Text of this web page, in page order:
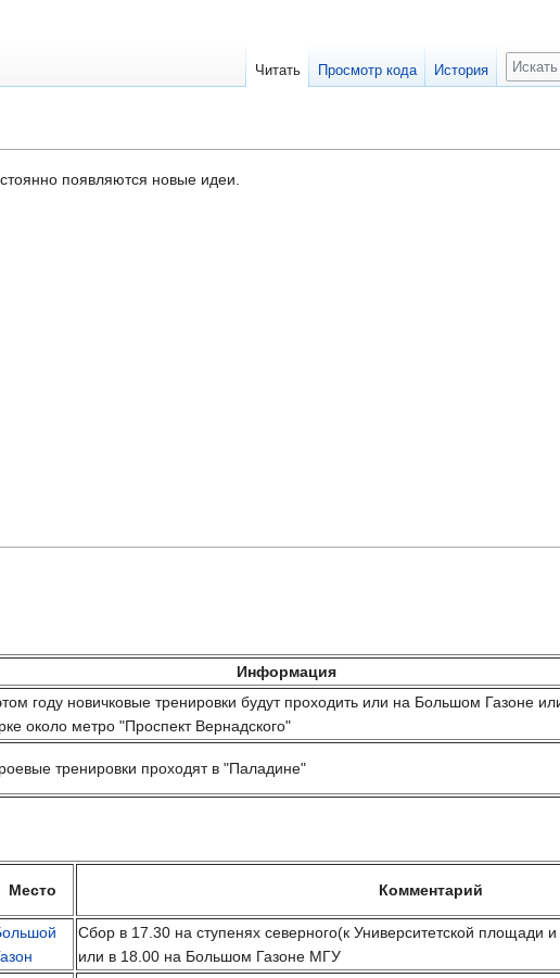
появляются новые идеи.
Информация
году новичковые тренировки будут проходить или на Большом Газоне
около метро "Проспект Вернадского"
тренировки проходят в "Паладине"
Место Комментарий
Сбор в 17.30 на ступенях северного(к Университетской площади
или в 18.00 на Большом Газоне МГУ
Читать Просмотр кода История